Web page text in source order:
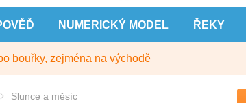
NUMERICKÝ MODEL ŘEKY
bouřky, zejména na východě
Slunce a měsíc